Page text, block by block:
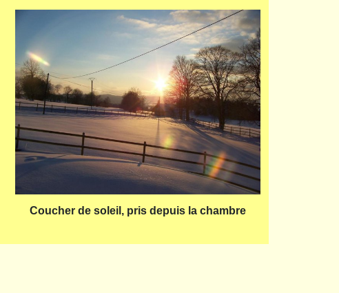
Coucher de soleil, pris depuis la chambre